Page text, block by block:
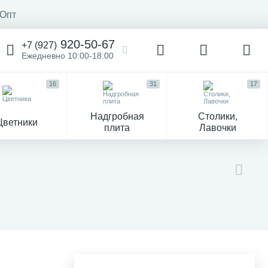
Опт
+7 (927) 920-50-67
Ежедневно 10:00-18:00
16
Надгробная
плита
31
Столики,
Лавочки
17